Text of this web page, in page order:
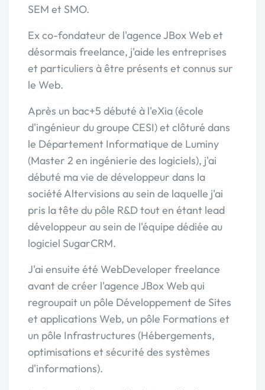
SEM et SMO.
Ex co-fondateur de l'agence JBox Web et
désormais freelance, j'aide les entreprises
et particuliers à être présents et connus sur
le Web.
Après un bac+5 débuté à l'eXia (école
d'ingénieur du groupe CESI) et clôturé dans
le Département Informatique de Luminy
(Master 2 en ingénierie des logiciels), j'ai
débuté ma vie de développeur dans la
société Altervisions au sein de laquelle j'ai
pris la tête du pôle R&D tout en étant lead
développeur au sein de l'équipe dédiée au
logiciel SugarCRM.
J'ai ensuite été WebDeveloper freelance
avant de créer l'agence JBox Web qui
regroupait un pôle Développement de Sites
et applications Web, un pôle Formations et
un pôle Infrastructures (Hébergements,
optimisations et sécurité des systèmes
d'informations).